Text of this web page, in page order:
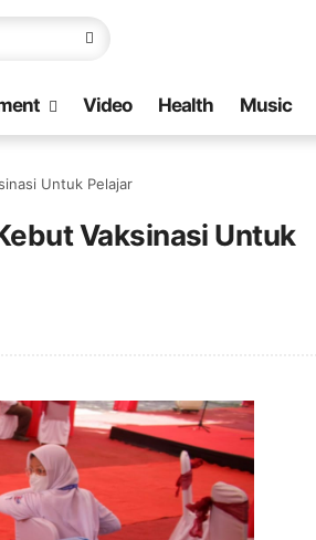
Video Health Music
Untuk Pelajar
Vaksinasi Untuk